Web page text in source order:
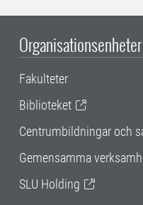
Organisationsenheter
Fakulteter
Biblioteket
Centrumbildningar och
Gemensamma
SLU Holding